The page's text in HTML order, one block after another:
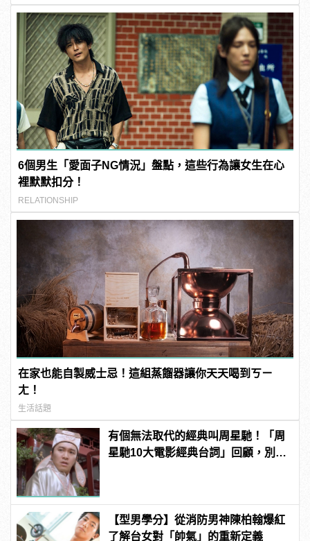
6個男生「愛面子NG情況」盤點，這些行為讓女生在心
裡默默扣分！
RELATIONSHIP
在家也能自製威士忌！這組蒸餾器讓你天天喝到ㄎㄧ
ㄤ！
生活話題
有個無法取代的經典叫周星馳！「周
星馳10大電影經典台詞」回顧，別說
【型男學分】從消防男神陳柏翰爆紅
了解台女對「帥氣」的重新定義